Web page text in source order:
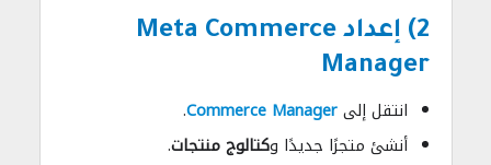
2) إعداد
Meta Commerce
Manager
انتقل إلىCommerce Manager
.
أنشئ متجرًا جديدًا وكتالوج منتجات.